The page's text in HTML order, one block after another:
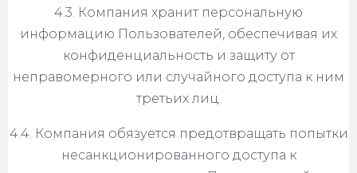
4.3. Компания хранит персональную
информацию Пользователей, обеспечивая их
конфиденциальность и защиту от
неправомерного или случайного доступа к ним
третьих лиц.
4.4. Компания обязуется предотвращать попытки
несанкционированного доступа к